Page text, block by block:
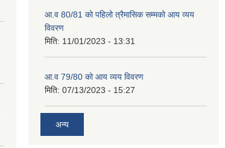
आ.व 80/81 को पहिलो त्रैमासिक सम्मको आय व्यय
विवरण
मिति: 11/01/2023 - 13:31
आ.व 79/80 को आय व्यय विवरण
मिति: 07/13/2023 - 15:27
अन्य